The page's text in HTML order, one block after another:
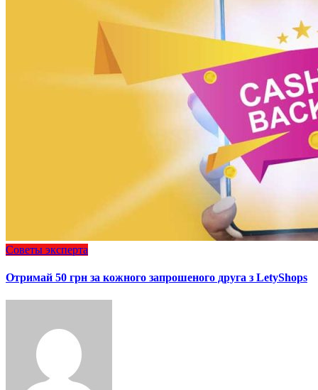
Советы эксперта
Отримай 50 грн за кожного запрошеного друга з LetyShops